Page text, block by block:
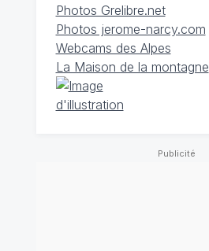
Photos Grelibre.net
Photos jerome-narcy.com
Webcams des Alpes
La Maison de la montagne